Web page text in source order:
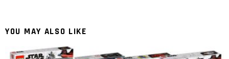
YOU MAY ALSO LIKE